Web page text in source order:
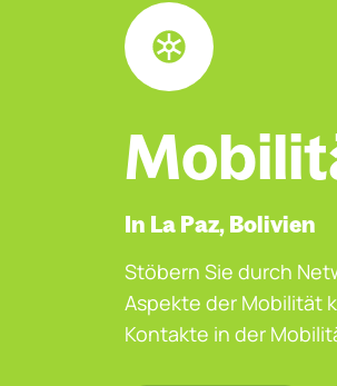
In La Paz, Bolivien
Stöbern Sie durch
Aspekte der Mobilität
Kontakte in der